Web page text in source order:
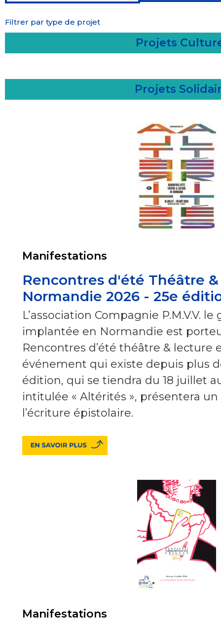
Filtrer par type de projet
Projets
Projets
Manifestations
Rencontres d'été Théâtre
Normandie 2026 - 25e
L’association Compagnie P.M.V.V.
implantée en Normandie est
Rencontres d’été théâtre & lecture
événement qui existe depuis plus
édition, qui se tiendra du 18 juillet
intitulée « Altérités », présentera
l’écriture épistolaire.
Manifestations